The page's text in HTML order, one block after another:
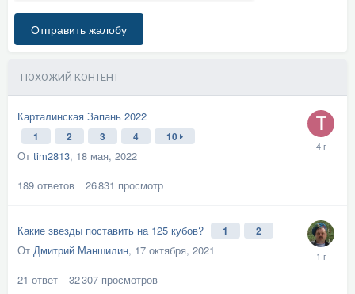
Отправить жалобу
ПОХОЖИЙ КОНТЕНТ
Карталинская Запань 2022
1 2 3 4 10
От tim2813, 18 мая, 2022
189 ответов 26 831 просмотр
Какие звезды поставить на 125 кубов? 1 2
От Дмитрий Маншилин, 17 октября, 2021
21 ответ 32 307 просмотров